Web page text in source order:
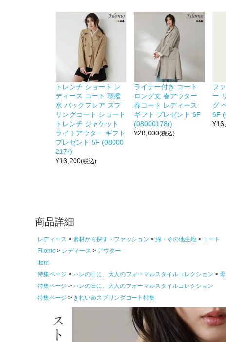
トレンチ ショート レ
ディース コート 弱撥
水 バックフレア スプ
リングコート ショート
トレンチ ジャケット
ライトアウター ギフト
プレゼント 5F (08000
217r)
¥13,200(税込)
ライナー付き コート
ロング丈 春アウター
春コート レディース
ギフト プレゼント 6F
(08000178r)
¥28,600(税込)
フ
ー
グ
6F
¥
商品詳細
レディース 素材から探す・ファッション 綿・その他生地
コート
Filomo
レディース
アウター
item
特集ページ
ハレの日に。大人のフォーマルスタイルコレクション
特集ページ
ハレの日に。大人のフォーマルスタイルコレクション
特集ページ
きれいめスプリングコート特集